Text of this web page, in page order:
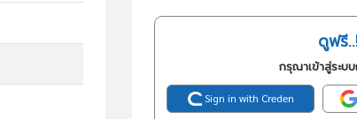
ดูฟรี
กรุณาเข้าสู่ระบ
Sign in with Creden